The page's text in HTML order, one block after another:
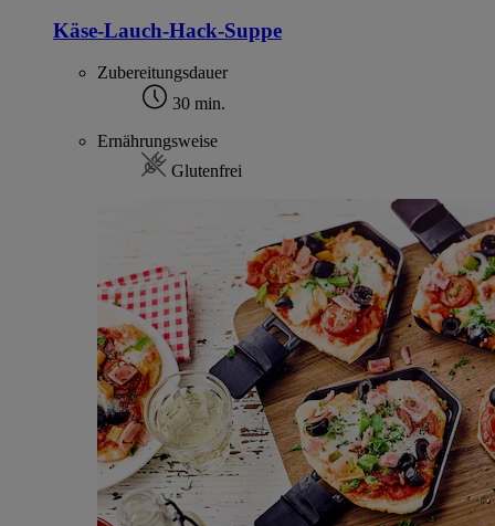
Käse-Lauch-Hack-Suppe
Zubereitungsdauer
30 min.
Ernährungsweise
Glutenfrei